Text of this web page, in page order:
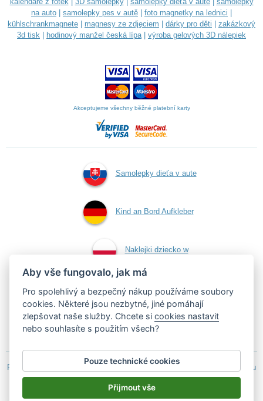
na auto
samolepky pes v autě foto magnetky na lednici
kühlschrankmagnete
magnesy ze zdjęciem dárky pro děti
zakázkový
3d tisk
hodinový manžel česká lípa| výroba gelových 3D nálepiek
Akceptujeme všechny běžné platební karty
Samolepky dieťa v aute
Kind an Bord Aufkleber
Naklejki dziecko w
aucie
Samolepky dítě v autě
Podle zákona o evidenci tržeb je prodávající povinen vystavit kupujícímu
účtenku.
Zároveň je povinen zaevidovat přijatou tržbu u správce daně on-line; v
Aby vše fungovalo, jak má
Pro spolehlivý a bezpečný nákup používáme soubory
cookies. Některé jsou nezbytné, jiné pomáhají
zlepšovat naše služby. Chcete sicookies nastavit
nebo souhlasíte s použitím všech?
Pouze technické cookies
Přijmout vše